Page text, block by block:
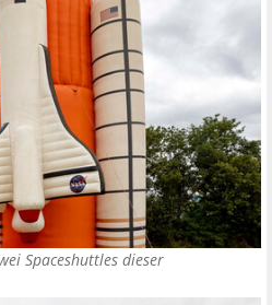
Spaceshuttles dieser